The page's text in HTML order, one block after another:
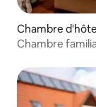
Chambre
Chambre